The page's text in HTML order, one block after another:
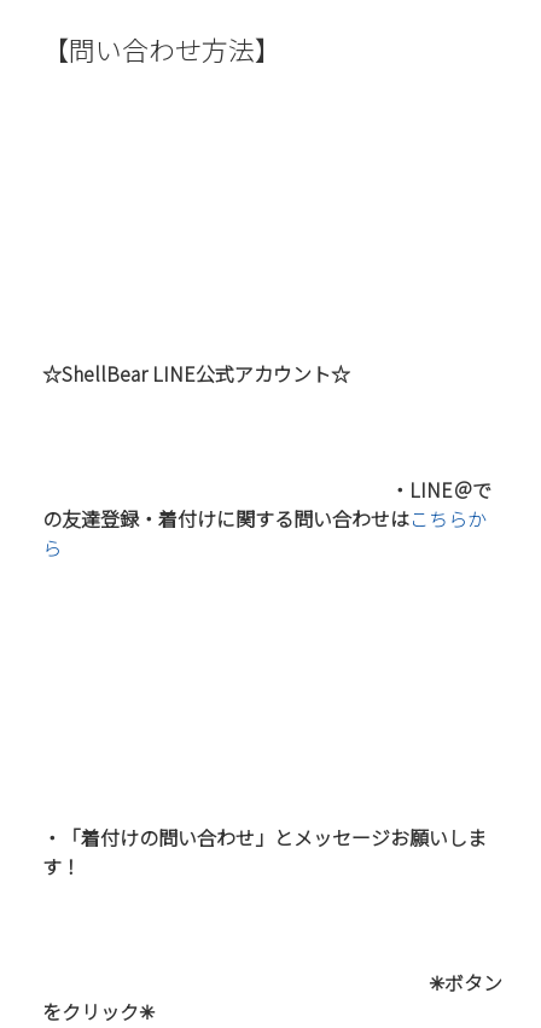
【問い合わせ方法】
☆ShellBear LINE公式アカウント☆
・LINE＠で
の友達登録・着付けに関する問い合わせはこちらか
ら
・「着付けの問い合わせ」とメッセージお願いしま
す！
✳︎ボタン
をクリック✳︎